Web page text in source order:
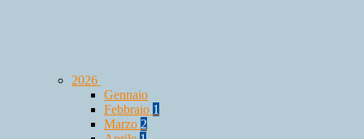
2026
Gennaio
Febbraio 1
Marzo 2